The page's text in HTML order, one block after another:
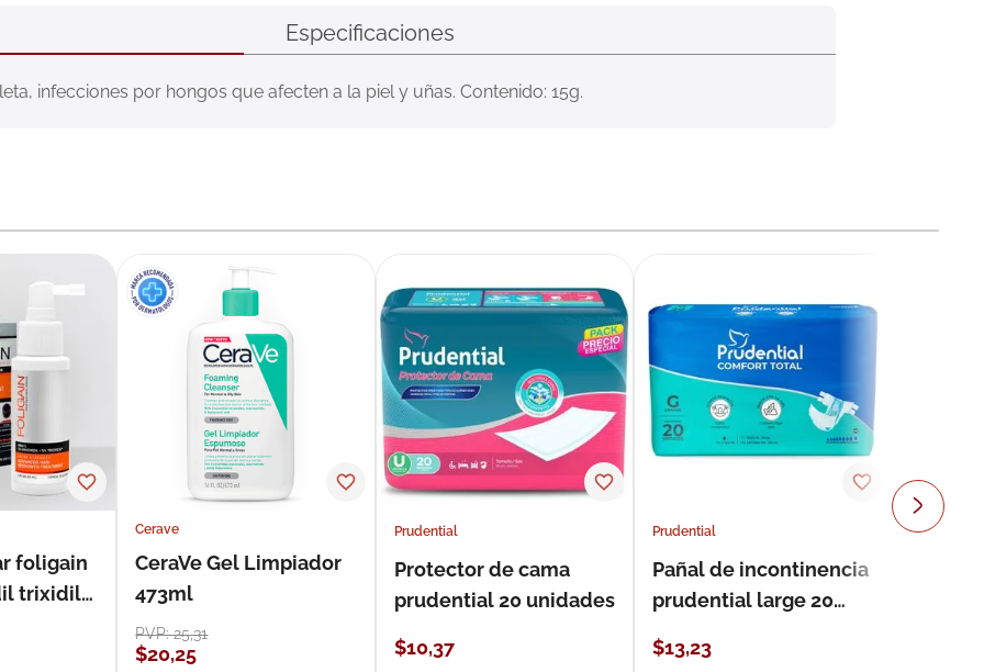
Especificaciones
infecciones por hongos que afecten a la piel y uñas. Contenido: 15g.
foligain
trixidil
Cerave
CeraVe Gel Limpiador
473ml
PVP:25,31
$20,25
Prudential
Protector de cama
prudential 20 unidades
$10,37
Prudential
Pañal de incontinencia
prudential large 20
$13,23